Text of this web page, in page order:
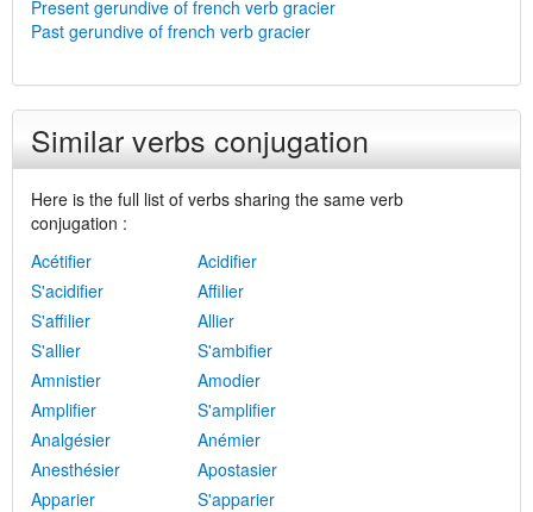
Present gerundive of french verb gracier
Past gerundive of french verb gracier
Similar verbs conjugation
Here is the full list of verbs sharing the same verb
conjugation :
Acétifier
Acidifier
S'acidifier
Affilier
S'affilier
Allier
S'allier
S'ambifier
Amnistier
Amodier
Amplifier
S'amplifier
Analgésier
Anémier
Anesthésier
Apostasier
Apparier
S'apparier